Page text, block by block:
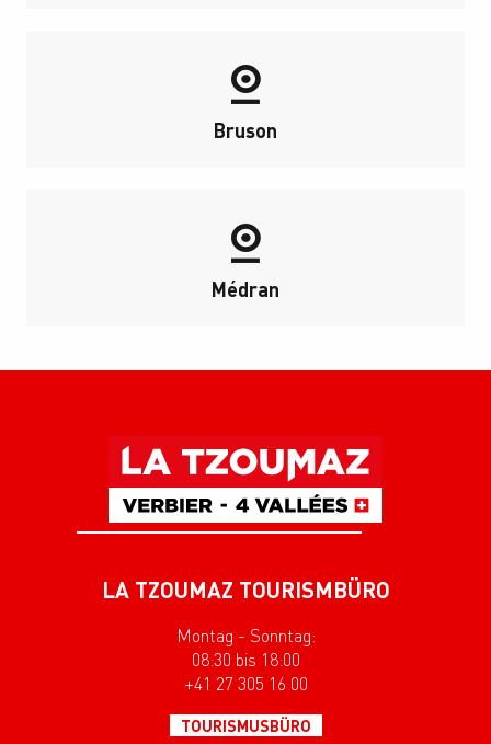
Bruson
Médran
LA TZOUMAZ TOURISMBÜRO
Montag - Sonntag:
08:30 bis 18:00
+41 27 305 16 00
TOURISMUSBÜRO